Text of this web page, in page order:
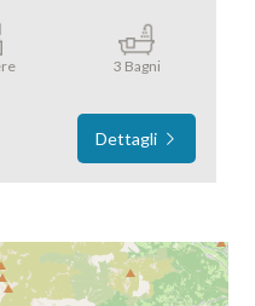
3 Bagni
Dettagli